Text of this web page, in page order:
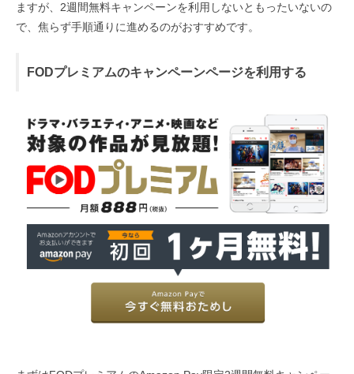
ますが、2週間無料キャンペーンを利用しないともったいないの
で、焦らず手順通りに進めるのがおすすめです。
FODプレミアムのキャンペーンページを利用する